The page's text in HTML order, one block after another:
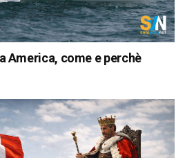
America, come e perchè